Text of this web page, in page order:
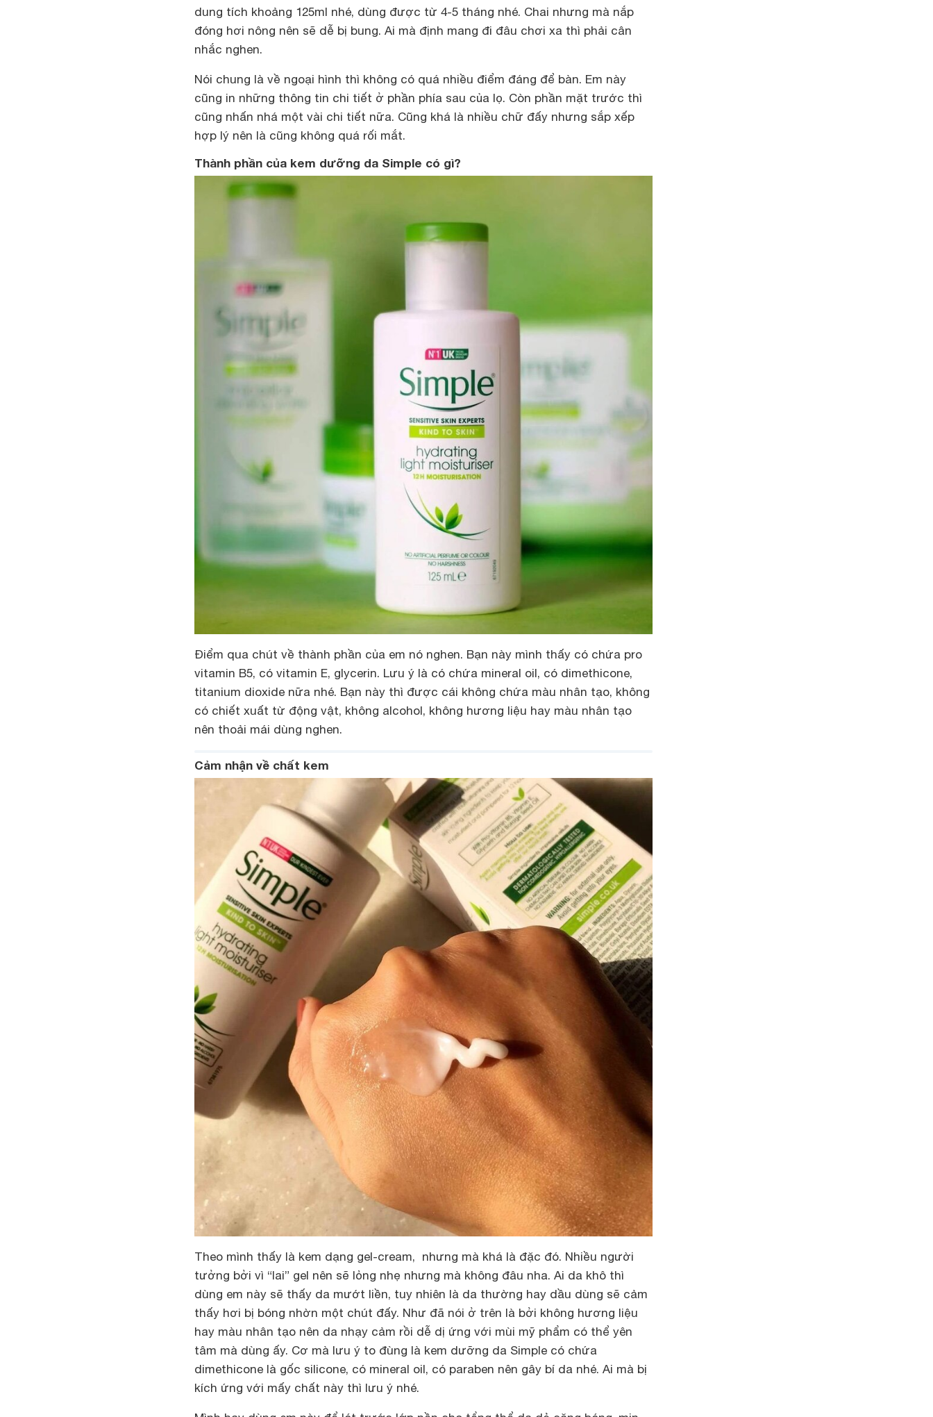
dung tích khoảng 125ml nhé, dùng được từ 4-5 tháng nhé. Chai nhưng mà nắp
đóng hơi nông nên sẽ dễ bị bung. Ai mà định mang đi đâu chơi xa thì phải cân
nhắc nghen.
Nói chung là về ngoại hình thì không có quá nhiều điểm đáng để bàn. Em này
cũng in những thông tin chi tiết ở phần phía sau của lọ. Còn phần mặt trước thì
cũng nhấn nhá một vài chi tiết nữa. Cũng khá là nhiều chữ đấy nhưng sắp xếp
hợp lý nên là cũng không quá rối mắt.
Thành phần của kem dưỡng da Simple có gì?
Điểm qua chút về thành phần của em nó nghen. Bạn này mình thấy có chứa pro
vitamin B5, có vitamin E, glycerin. Lưu ý là có chứa mineral oil, có dimethicone,
titanium dioxide nữa nhé. Bạn này thì được cái không chứa màu nhân tạo, không
có chiết xuất từ động vật, không alcohol, không hương liệu hay màu nhân tạo
nên thoải mái dùng nghen.
Cảm nhận về chất kem
Theo mình thấy là kem dạng gel-cream, nhưng mà khá là đặc đó. Nhiều người
tưởng bởi vì “lai” gel nên sẽ lỏng nhẹ nhưng mà không đâu nha. Ai da khô thì
dùng em này sẽ thấy da mướt liền, tuy nhiên là da thường hay dầu dùng sẽ cảm
thấy hơi bị bóng nhờn một chút đấy. Như đã nói ở trên là bởi không hương liệu
hay màu nhân tạo nên da nhạy cảm rồi dễ dị ứng với mùi mỹ phẩm có thể yên
tâm mà dùng ấy. Cơ mà lưu ý to đùng là kem dưỡng da Simple có chứa
dimethicone là gốc silicone, có mineral oil, có paraben nên gây bí da nhé. Ai mà bị
kích ứng với mấy chất này thì lưu ý nhé.